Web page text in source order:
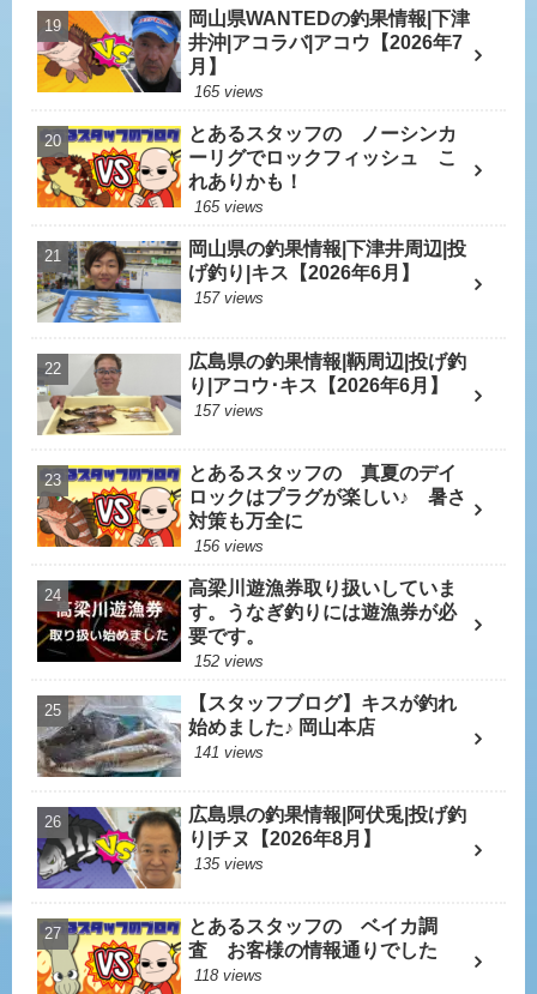
岡山県WANTEDの釣果情報|下津
井沖|アコラバ|アコウ【2026年7
月】
165 views
とあるスタッフの ノーシンカ
ーリグでロックフィッシュ こ
れありかも！
165 views
岡山県の釣果情報|下津井周辺|投
げ釣り|キス【2026年6月】
157 views
広島県の釣果情報|鞆周辺|投げ釣
り|アコウ･キス【2026年6月】
157 views
とあるスタッフの 真夏のデイ
ロックはプラグが楽しい♪ 暑さ
対策も万全に
156 views
高梁川遊漁券取り扱いしていま
す。うなぎ釣りには遊漁券が必
要です。
152 views
【スタッフブログ】キスが釣れ
始めました♪ 岡山本店
141 views
広島県の釣果情報|阿伏兎|投げ釣
り|チヌ【2026年8月】
135 views
とあるスタッフの ベイカ調
査 お客様の情報通りでした
118 views